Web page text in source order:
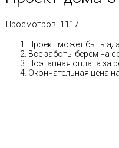
Просмотров: 1117
Проект может быть
Все заботы берем на
Поэтапная оплата за
Окончательная цена